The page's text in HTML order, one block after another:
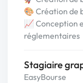
🎨 Création de
📈 Conception
réglementaires
Stagiaire
EasyBourse